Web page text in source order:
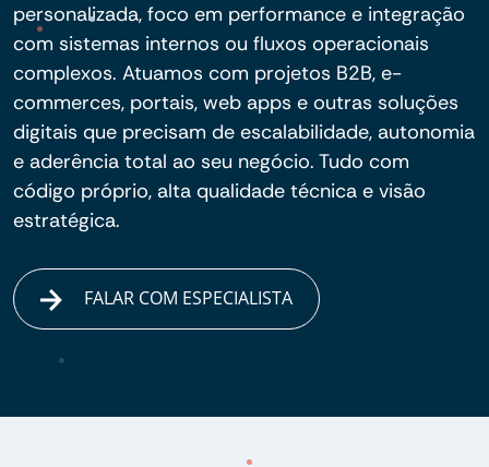
personalizada, foco em performance e integração
com sistemas internos ou fluxos operacionais
complexos. Atuamos com projetos B2B, e-
commerces, portais, web apps e outras soluções
digitais que precisam de escalabilidade, autonomia
e aderência total ao seu negócio. Tudo com
código próprio, alta qualidade técnica e visão
estratégica.
FALAR COM ESPECIALISTA